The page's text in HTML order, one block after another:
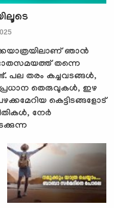
ഞാൻ
തന്നെ
പല തരം കച്ചവടങ്ങൾ,
പ്രധാന തെരുവുകൾ, ഇഴ
കെട്ടിടങ്ങളോട്
നേർ